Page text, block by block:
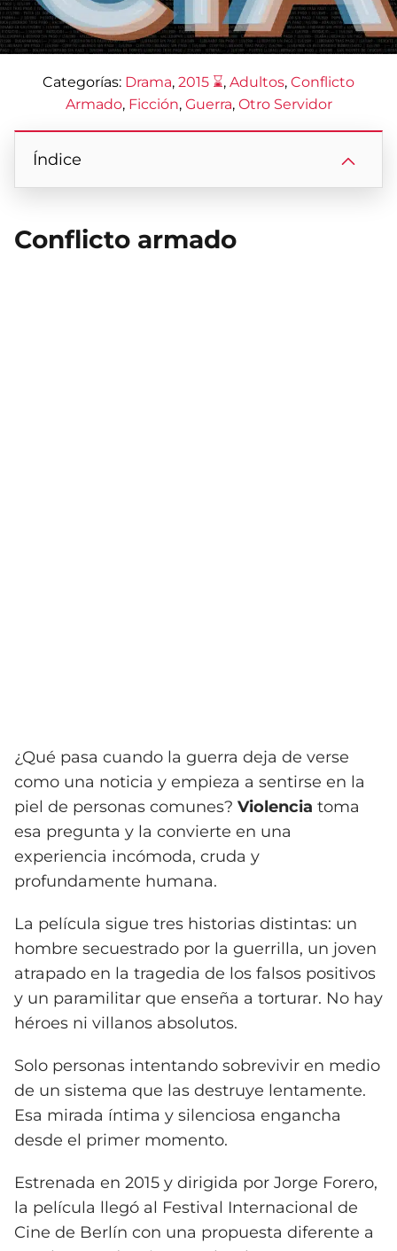
Categorías: Drama, 2015 ⌛, Adultos, Conflicto
Armado, Ficción, Guerra, Otro Servidor
Índice
Conflicto armado
¿Qué pasa cuando la guerra deja de verse
como una noticia y empieza a sentirse en la
piel de personas comunes? Violencia toma
esa pregunta y la convierte en una
experiencia incómoda, cruda y
profundamente humana.
La película sigue tres historias distintas: un
hombre secuestrado por la guerrilla, un joven
atrapado en la tragedia de los falsos positivos
y un paramilitar que enseña a torturar. No hay
héroes ni villanos absolutos.
Solo personas intentando sobrevivir en medio
de un sistema que las destruye lentamente.
Esa mirada íntima y silenciosa engancha
desde el primer momento.
Estrenada en 2015 y dirigida por Jorge Forero,
la película llegó al Festival Internacional de
Cine de Berlín con una propuesta diferente a